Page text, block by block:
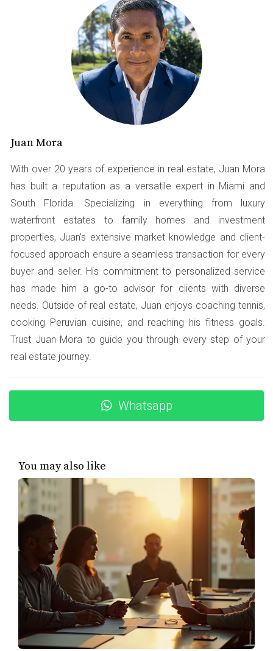
refinanciamiento y consultaron con un asesor financiero.
Después de analizar los costos y beneficios, optaron por
refinanciar su hipoteca. Ahorra aproximadamente $200
al mes, lo cual les permitió destinar más dinero a sus
Si estás pagando una tasa alta, considera un
Caso 2: Cambio en la Situación Financiera
Carmen perdió su empleo durante la pandemia, lo que
afectó su capacidad de pago. Decidió refinanciar para
reducir su pago mensual y extender el plazo del
préstamo. Esto le permitió mantener su casa sin
dificultades financieras. Aunque el total pagado a largo
plazo aumentó, logró estabilidad en su situación actual.
No te sientas mal si necesitas ajustar tu
hipoteca a tus circunstancias. Es una decisión
sensata.
Juan tenía varias deudas con altas tasas de interés.
Refinanció su hipoteca para consolidar esas deudas a
ligeramente, la carga mensual se volvió mucho más
ligera.
A veces, combinar deudas bajo una sola tasa
puede aliviar mucho estrés financiero.
Preguntas Frecuentes
¿Qué gastos están asociados con el
refinanciamiento?
Los costos pueden incluir tarifas de originación, tasación
y cierre. Es importante calcular si los ahorros superan
Juan Mora
With over 20 years of experience in real estate, Juan Mora
has built a reputation as a versatile expert in Miami and
South Florida. Specializing in everything from luxury
waterfront estates to family homes and investment
properties, Juan’s extensive market knowledge and client-
focused approach ensure a seamless transaction for every
buyer and seller. His commitment to personalized service
has made him a go-to advisor for clients with diverse
needs. Outside of real estate, Juan enjoys coaching tennis,
cooking Peruvian cuisine, and reaching his fitness goals.
Trust Juan Mora to guide you through every step of your
real estate journey.
Whatsapp
You may also like